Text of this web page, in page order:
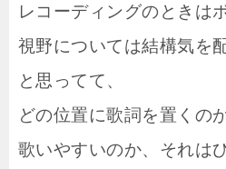
レコーディングのときは
視野については結構気を
と思ってて、
どの位置に歌詞を置くの
歌いやすいのか、それは